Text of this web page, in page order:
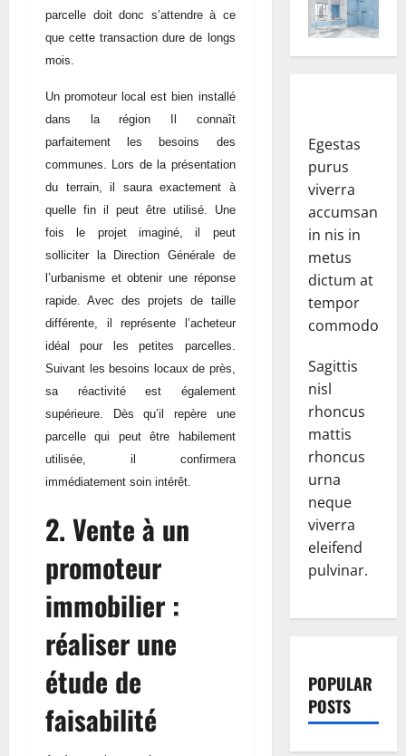
parcelle doit donc s’attendre à ce
que cette transaction dure de longs
mois.
Un promoteur local est bien installé
dans la région Il connaît
parfaitement les besoins des
communes. Lors de la présentation
du terrain, il saura exactement à
quelle fin il peut être utilisé. Une
fois le projet imaginé, il peut
solliciter la Direction Générale de
l’urbanisme et obtenir une réponse
rapide. Avec des projets de taille
différente, il représente l’acheteur
idéal pour les petites parcelles.
Suivant les besoins locaux de près,
sa réactivité est également
supérieure. Dès qu’il repère une
parcelle qui peut être habilement
utilisée, il confirmera
immédiatement soin intérêt.
2. Vente à un
promoteur
immobilier :
réaliser une
étude de
faisabilité
Egestas
purus
viverra
accumsan
in nis in
metus
dictum at
tempor
commodo.
Sagittis
nisl
rhoncus
mattis
rhoncus
urna
neque
viverra
eleifend
pulvinar.
POPULAR
POSTS